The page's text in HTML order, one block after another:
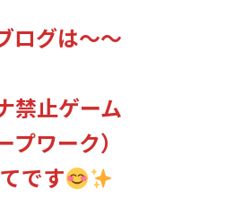
ログは～～
禁止ゲーム
プワーク）
です